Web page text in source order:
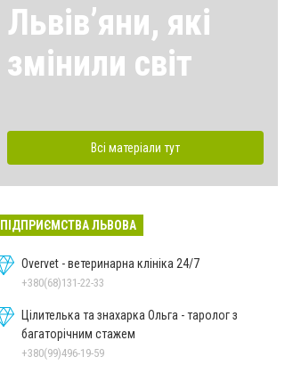
Львівʼяни, які
змінили світ
Всі матеріали тут
ПІДПРИЄМСТВА ЛЬВОВА
Overvet - ветеринарна клініка 24/7
+380(68)131-22-33
Цілителька та знахарка Ольга - таролог з
багаторічним стажем
+380(99)496-19-59